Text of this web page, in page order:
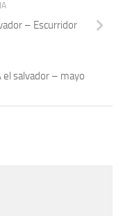
– Escurridor
el salvador – mayo